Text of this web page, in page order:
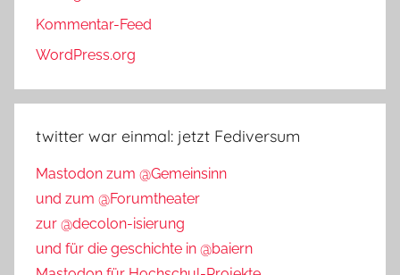
Kommentar-Feed
WordPress.org
twitter war einmal: jetzt Fediversum
Mastodon zum @Gemeinsinn
und zum @Forumtheater
zur @decolon-isierung
und für die geschichte in @baiern